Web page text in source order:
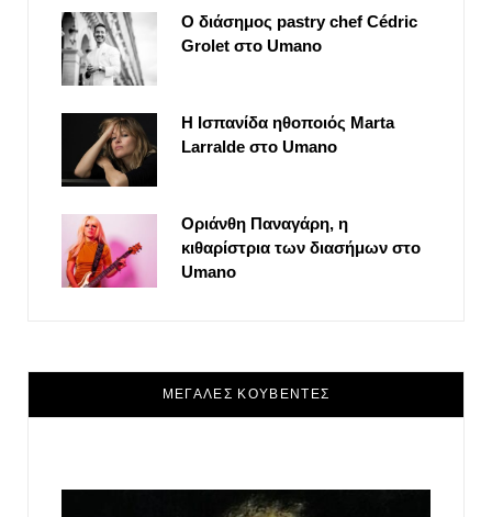
Ο διάσημος pastry chef Cédric
Grolet στο Umano
Η Ισπανίδα ηθοποιός Marta
Larralde στο Umano
Οριάνθη Παναγάρη, η
κιθαρίστρια των διασήμων στο
Umano
ΜΕΓΑΛΕΣ ΚΟΥΒΕΝΤΕΣ